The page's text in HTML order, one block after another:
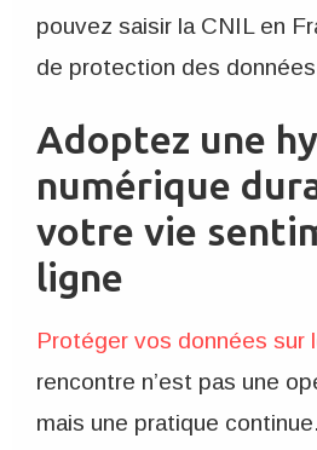
pouvez saisir la CNIL en
de protection des
Adoptez une
numérique
votre vie
ligne
Protéger vos données sur
rencontre n’est pas une
mais une pratique